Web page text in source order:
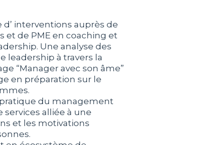
d’ interventions auprès de
et de PME en coaching et
Une analyse des
leadership à travers la
“Manager avec son âme”
en préparation sur le
du management
alliée à une
et les motivations